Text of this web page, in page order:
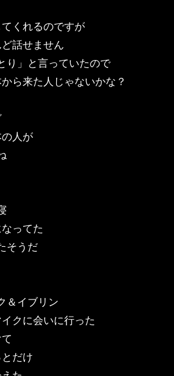
くれるのですが
話せません
り」と言っていたので
ら来た人じゃないかな？
人が
ってた
そうだ
＆イブリン
クに会いに行った
だけ